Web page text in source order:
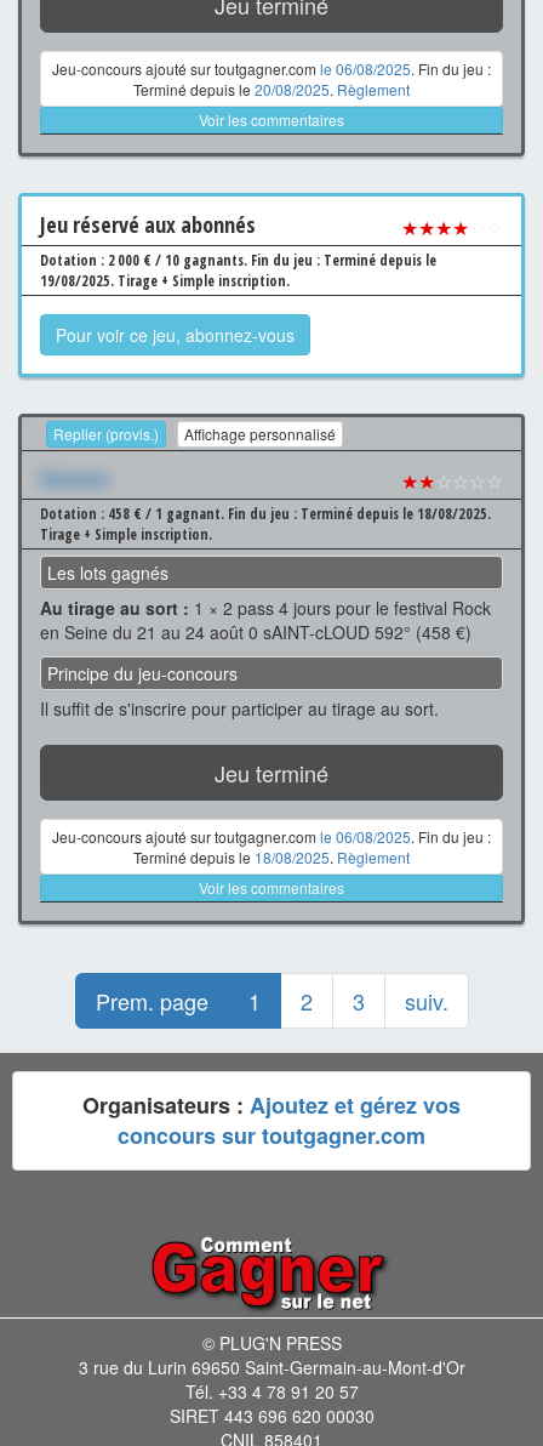
Jeu-concours ajouté sur toutgagner.com le 06/08/2025. Fin du jeu :
Terminé depuis le 20/08/2025. Règlement
Voir les commentaires
Jeu réservé aux abonnés ★★★★
Dotation : 2 000 € / 10 gagnants. Fin du jeu : Terminé depuis le
19/08/2025. Tirage + Simple inscription.
Pour voir ce jeu, abonnez-vous
Replier (provis.) Affichage personnalisé
Xxxxxxx ★★☆☆☆☆
Dotation : 458 € / 1 gagnant. Fin du jeu : Terminé depuis le 18/08/2025.
Tirage + Simple inscription.
Les lots gagnés
Au tirage au sort : 1 × 2 pass 4 jours pour le festival Rock
en Seine du 21 au 24 août 0 sAINT-cLOUD 592° (458 €)
Principe du jeu-concours
Il suffit de s'inscrire pour participer au tirage au sort.
Jeu terminé
Jeu-concours ajouté sur toutgagner.com le 06/08/2025. Fin du jeu :
Terminé depuis le 18/08/2025. Règlement
Voir les commentaires
Prem. page 1 2 3 suiv.
Organisateurs : Ajoutez et gérez vos
concours sur toutgagner.com
© PLUG'N PRESS
3 rue du Lurin 69650 Saint-Germain-au-Mont-d'Or
Tél. +33 4 78 91 20 57
SIRET 443 696 620 00030
CNIL 858401